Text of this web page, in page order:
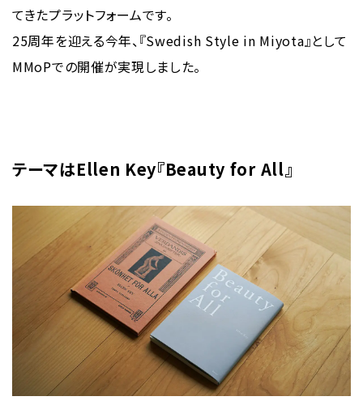
てきたプラットフォームです。
25周年を迎える今年、『Swedish Style in Miyota』として
MMoPでの開催が実現しました。
テーマはEllen Key『Beauty for All』